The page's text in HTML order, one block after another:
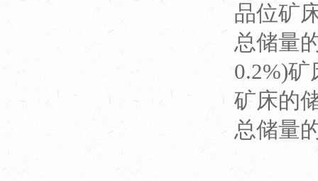
品位矿
总储量
0.2%)
矿床的
总储量